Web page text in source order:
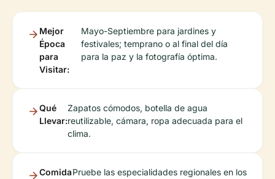
Mejor
Época
para
Visitar:
Mayo-Septiembre para jardines y
festivales; temprano o al final del día
para la paz y la fotografía óptima.
Qué
Llevar:
Zapatos cómodos, botella de agua
reutilizable, cámara, ropa adecuada para el
clima.
ComidaPruebe las especialidades regionales en los